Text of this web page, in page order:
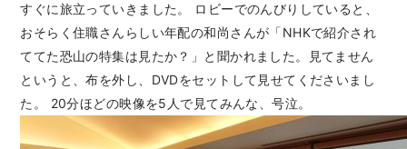
すぐに旅立っていきました。 ロビーでのんびりしていると、
おそらく住職さんらしい年配の和尚さんが「NHKで紹介され
ててた恐山の特集は見たか？」と聞かれました。見てません
というと、布を外し、DVDをセットして見せてくださいまし
た。 20分ほどの映像を5人で見てみんな、号泣。